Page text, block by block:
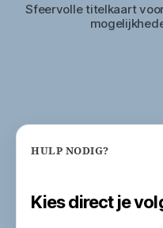
Sfeervolle titelkaart
HULP NODIG?
Kies direct je